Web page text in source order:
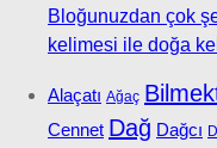
Bloğunuzdan çok
kelimesi ile doğa
Alaçatı Ağaç
Cennet Dağ Dağcı